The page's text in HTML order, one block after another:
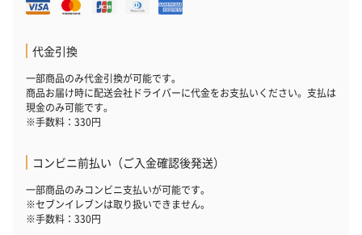
代金引換
一部商品のみ代金引換が可能です。
商品お届け時に配送会社ドライバーに代金をお支払いください。支払は
現金のみ可能です。
※手数料：330円
コンビニ前払い（ご入金確認後発送）
一部商品のみコンビニ支払いが可能です。
※セブンイレブンは取り扱いできません。
※手数料：330円